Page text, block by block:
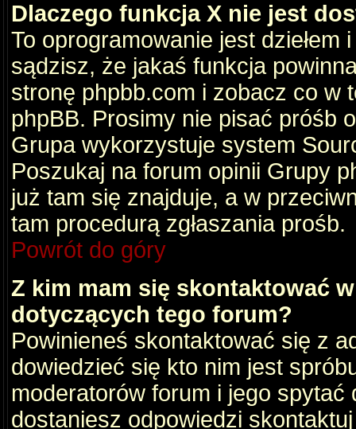
Dlaczego funkcja X nie jest
To oprogramowanie jest dziełem
sądzisz, że jakaś funkcja
stronę phpbb.com i zobacz co w
phpBB. Prosimy nie pisać próśb
Grupa wykorzystuje system
Poszukaj na forum opinii Grupy
już tam się znajduje, a w
tam procedurą zgłaszania prośb.
Powrót do góry
Z kim mam się skontaktować
dotyczących tego forum?
Powinieneś skontaktować się z
dowiedzieć się kto nim jest
moderatorów forum i jego
dostaniesz odpowiedzi